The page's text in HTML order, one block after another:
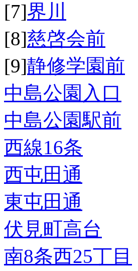
[7]界川
[8]慈啓会前
[9]静修学園前
中島公園入口
中島公園駅前
西線16条
西屯田通
東屯田通
伏見町高台
南8条西25丁目